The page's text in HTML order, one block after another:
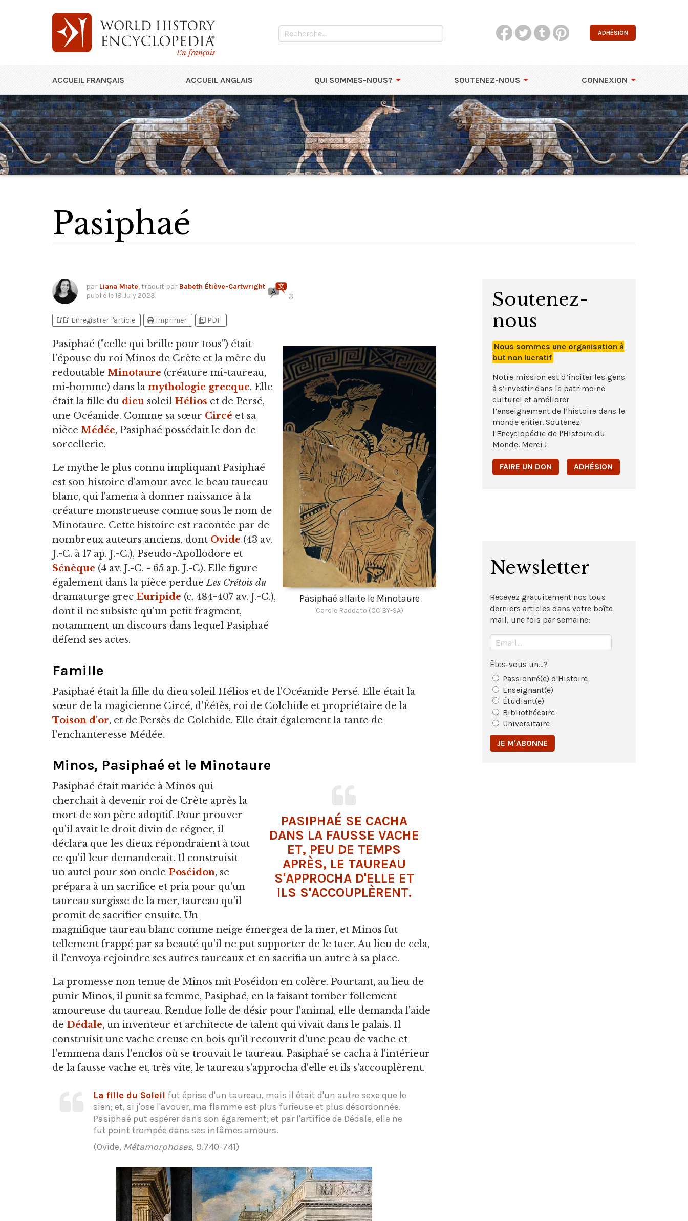
En français
ADHÉSION
ACCUEIL FRANÇAIS ACCUEIL ANGLAIS QUI SOMMES-NOUS? SOUTENEZ-NOUS CONNEXION
Pasiphaé
par Liana Miate, traduit par Babeth Étiève-Cartwright
publié le18 July 2023 3
bookmark_addbookmark_added Enregistrer l'article print Imprimer picture_as_pdf PDF
Pasiphaé allaite le Minotaure
Carole Raddato (CC BY-SA)
Pasiphaé ("celle qui brille pour tous") était
l'épouse du roi Minos de Crète et la mère du
redoutable Minotaure (créature mi-taureau,
mi-homme) dans la mythologie grecque. Elle
était la fille du dieu soleil Hélios et de Persé,
une Océanide. Comme sa sœur Circé et sa
nièce Médée, Pasiphaé possédait le don de
sorcellerie.
Le mythe le plus connu impliquant Pasiphaé
est son histoire d'amour avec le beau taureau
blanc, qui l'amena à donner naissance à la
créature monstrueuse connue sous le nom de
Minotaure. Cette histoire est racontée par de
nombreux auteurs anciens, dont Ovide (43 av.
J.-C. à 17 ap. J.-C.), Pseudo-Apollodore et
Sénèque (4 av. J.-C. - 65 ap. J.-C). Elle figure
également dans la pièce perdueLes Crétois du
dramaturge grec Euripide (c. 484-407 av. J.-C.),
dont il ne subsiste qu'un petit fragment,
notamment un discours dans lequel Pasiphaé
défend ses actes.
Famille
Pasiphaé était la fille du dieu soleil Hélios et de l'Océanide Persé. Elle était la
sœur de la magicienne Circé, d'Éétès, roi de Colchide et propriétaire de la
Toison d'or, et de Persès de Colchide. Elle était également la tante de
l'enchanteresse Médée.
Minos, Pasiphaé et le Minotaure
PASIPHAÉ SE CACHA
DANS LA FAUSSE VACHE
ET, PEU DE TEMPS
APRÈS, LE TAUREAU
S'APPROCHA D'ELLE ET
ILS S'ACCOUPLÈRENT.
Pasiphaé était mariée à Minos qui
cherchait à devenir roi de Crète après la
mort de son père adoptif. Pour prouver
qu'il avait le droit divin de régner, il
déclara que les dieux répondraient à tout
ce qu'il leur demanderait. Il construisit
un autel pour son oncle Poséidon, se
prépara à un sacrifice et pria pour qu'un
taureau surgisse de la mer, taureau qu'il
promit de sacrifier ensuite. Un
magnifique taureau blanc comme neige émergea de la mer, et Minos fut
tellement frappé par sa beauté qu'il ne put supporter de le tuer. Au lieu de cela,
il l'envoya rejoindre ses autres taureaux et en sacrifia un autre à sa place.
La promesse non tenue de Minos mit Poséidon en colère. Pourtant, au lieu de
punir Minos, il punit sa femme, Pasiphaé, en la faisant tomber follement
amoureuse du taureau. Rendue folle de désir pour l'animal, elle demanda l'aide
de Dédale, un inventeur et architecte de talent qui vivait dans le palais. Il
construisit une vache creuse en bois qu'il recouvrit d'une peau de vache et
l'emmena dans l'enclos où se trouvait le taureau. Pasiphaé se cacha à l'intérieur
de la fausse vache et, très vite, le taureau s'approcha d'elle et ils s'accouplèrent.
La fille du Soleil fut éprise d'un taureau, mais il était d'un autre sexe que le
sien; et, si j'ose l'avouer, ma flamme est plus furieuse et plus désordonnée.
Pasiphaé put espérer dans son égarement; et par l'artifice de Dédale, elle ne
fut point trompée dans ses infâmes amours.
(Ovide, Métamorphoses, 9.740-741)
Soutenez-
nous
Nous sommes une organisation à
but non lucratif
Notre mission est d’inciter les gens
à s’investir dans le patrimoine
culturel et améliorer
l’enseignement de l’histoire dans le
monde entier. Soutenez
l'Encyclopédie de l'Histoire du
Monde. Merci !
FAIRE UN DON ADHÉSION
Newsletter
Recevez gratuitement nos tous
derniers articles dans votre boîte
mail, une fois par semaine:
Êtes-vous un...?
Passionné(e) d'Histoire
Enseignant(e)
Étudiant(e)
Bibliothécaire
Universitaire